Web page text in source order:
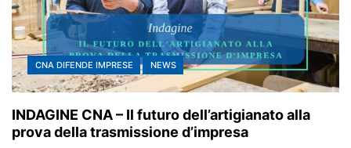
CNA DIFENDE IMPRESE NEWS
INDAGINE CNA – Il futuro dell’artigianato alla
prova della trasmissione d’impresa